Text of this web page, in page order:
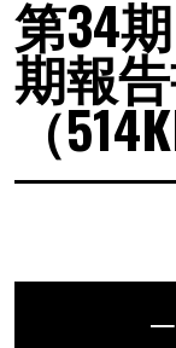
第34
期報
（